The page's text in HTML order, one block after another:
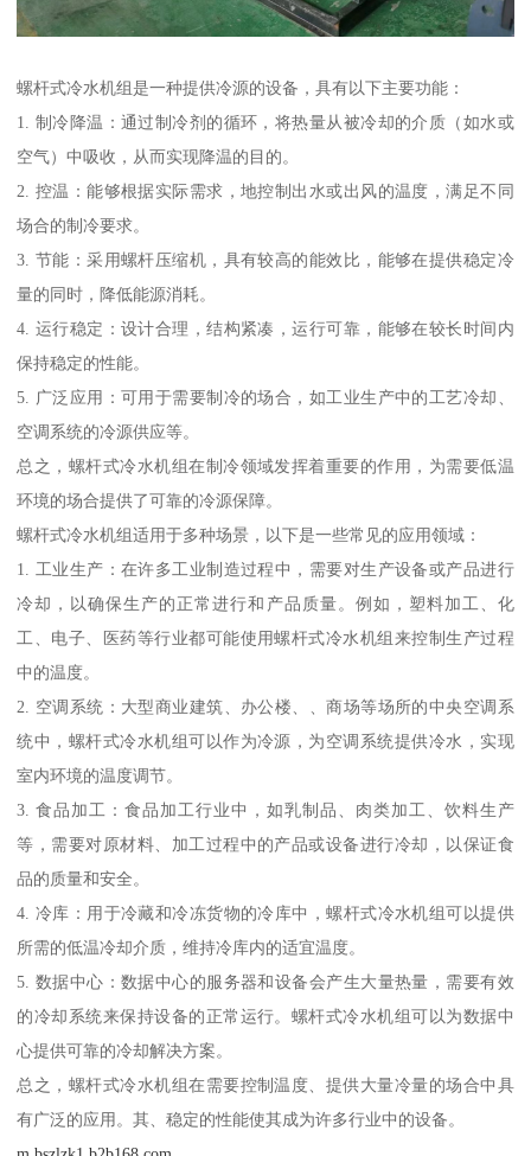
螺杆式冷水机组是一种提供冷源的设备，具有以下主要功能：
1. 制冷降温：通过制冷剂的循环，将热量从被冷却的介质（如水或
空气）中吸收，从而实现降温的目的。
2. 控温：能够根据实际需求，地控制出水或出风的温度，满足不同
场合的制冷要求。
3. 节能：采用螺杆压缩机，具有较高的能效比，能够在提供稳定冷
量的同时，降低能源消耗。
4. 运行稳定：设计合理，结构紧凑，运行可靠，能够在较长时间内
保持稳定的性能。
5. 广泛应用：可用于需要制冷的场合，如工业生产中的工艺冷却、
空调系统的冷源供应等。
总之，螺杆式冷水机组在制冷领域发挥着重要的作用，为需要低温
环境的场合提供了可靠的冷源保障。
螺杆式冷水机组适用于多种场景，以下是一些常见的应用领域：
1. 工业生产：在许多工业制造过程中，需要对生产设备或产品进行
冷却，以确保生产的正常进行和产品质量。例如，塑料加工、化
工、电子、医药等行业都可能使用螺杆式冷水机组来控制生产过程
中的温度。
2. 空调系统：大型商业建筑、办公楼、、商场等场所的中央空调系
统中，螺杆式冷水机组可以作为冷源，为空调系统提供冷水，实现
室内环境的温度调节。
3. 食品加工：食品加工行业中，如乳制品、肉类加工、饮料生产
等，需要对原材料、加工过程中的产品或设备进行冷却，以保证食
品的质量和安全。
4. 冷库：用于冷藏和冷冻货物的冷库中，螺杆式冷水机组可以提供
所需的低温冷却介质，维持冷库内的适宜温度。
5. 数据中心：数据中心的服务器和设备会产生大量热量，需要有效
的冷却系统来保持设备的正常运行。螺杆式冷水机组可以为数据中
心提供可靠的冷却解决方案。
总之，螺杆式冷水机组在需要控制温度、提供大量冷量的场合中具
有广泛的应用。其、稳定的性能使其成为许多行业中的设备。